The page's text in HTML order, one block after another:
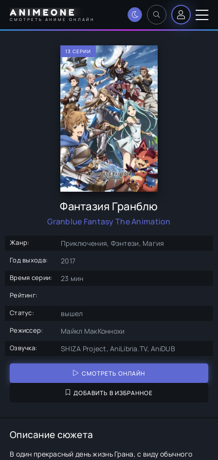
ANIMEONE
СМОТРЕТЬ АНИМЕ ОНЛАЙН
13 СЕРИИ
Фантазия Гранблю
Granblue Fantasy The Animation
Жанр: Приключения, Фэнтези, Магия
Год выхода: 2017
Время серии: 23 мин
Рейтинг:
Статус:
вышел
Режиссер: Майкл МакКоннохи
Озвучка: SHIZA Project, AniLibria.TV, AniDUB
СМОТРЕТЬ ОНЛАЙН
ДОБАВИТЬ В ИЗБРАННОЕ
Описание сюжета
В один прекрасный день жизнь Грана, с виду обычного